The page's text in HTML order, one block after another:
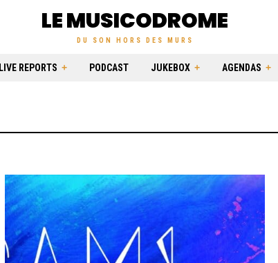
LE MUSICODROME
DU SON HORS DES MURS
LIVE REPORTS PODCAST JUKEBOX AGENDAS